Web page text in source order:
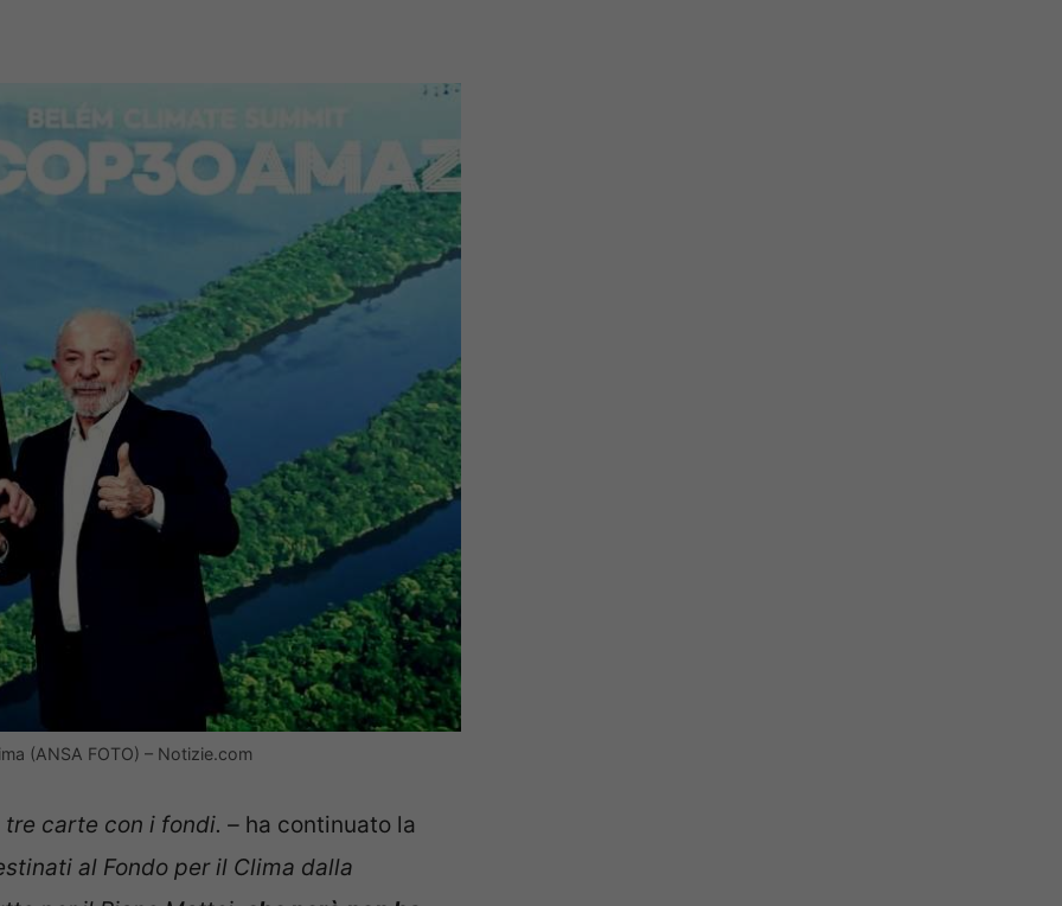
(ANSA FOTO) – Notizie.com
carte con i fondi. – ha continuato la
al Fondo per il Clima dalla